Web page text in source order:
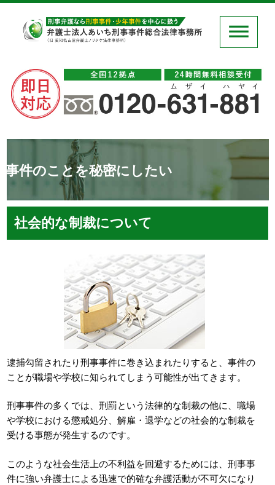
事件のことを秘密にしたい
社会的な制裁について
逮捕勾留されたり刑事事件に巻き込まれたりすると、事件の
ことが職場や学校に知られてしまう可能性が出てきます。
刑事事件の多くでは、刑罰という法律的な制裁の他に、職場
や学校における懲戒処分、解雇・退学などの社会的な制裁を
受ける事態が発生するのです。
このような社会生活上の不利益を回避するためには、刑事事
件に強い弁護士による迅速で的確な弁護活動が不可欠になり